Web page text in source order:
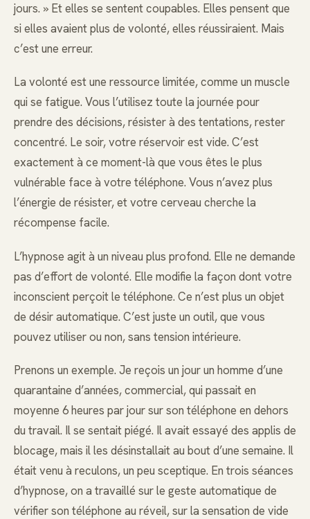
jours. » Et elles se sentent coupables. Elles pensent que
si elles avaient plus de volonté, elles réussiraient. Mais
c’est une erreur.
La volonté est une ressource limitée, comme un muscle
qui se fatigue. Vous l’utilisez toute la journée pour
prendre des décisions, résister à des tentations, rester
concentré. Le soir, votre réservoir est vide. C’est
exactement à ce moment-là que vous êtes le plus
vulnérable face à votre téléphone. Vous n’avez plus
l’énergie de résister, et votre cerveau cherche la
récompense facile.
L’hypnose agit à un niveau plus profond. Elle ne demande
pas d’effort de volonté. Elle modifie la façon dont votre
inconscient perçoit le téléphone. Ce n’est plus un objet
de désir automatique. C’est juste un outil, que vous
pouvez utiliser ou non, sans tension intérieure.
Prenons un exemple. Je reçois un jour un homme d’une
quarantaine d’années, commercial, qui passait en
moyenne 6 heures par jour sur son téléphone en dehors
du travail. Il se sentait piégé. Il avait essayé des applis de
blocage, mais il les désinstallait au bout d’une semaine. Il
était venu à reculons, un peu sceptique. En trois séances
d’hypnose, on a travaillé sur le geste automatique de
vérifier son téléphone au réveil, sur la sensation de vide